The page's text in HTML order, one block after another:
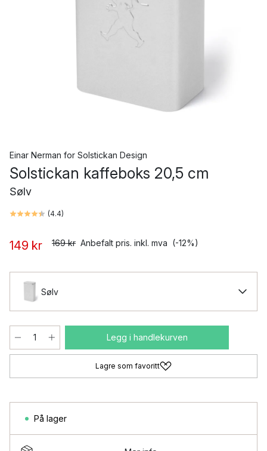
Einar Nerman for Solstickan Design
Solstickan kaffeboks 20,5 cm
Sølv
(4.4)
149 kr 169 kr Anbefalt pris. inkl. mva (-12%)
Sølv
Legg i handlekurven
Lagre som favoritt
På lager